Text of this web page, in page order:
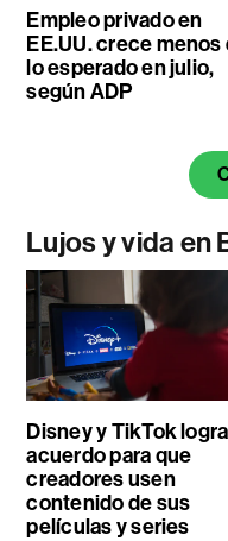
Empleo privado en
EE.UU. crece menos
lo esperado en julio,
según ADP
Lujos y vida en
Disney y TikTok
acuerdo para que
creadores usen
contenido de sus
películas y series